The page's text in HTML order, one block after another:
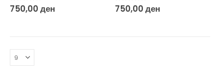
0 out of 5
750,00 ден 0 out of 5
750,00 ден